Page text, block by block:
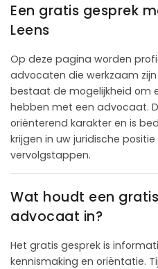
Een gratis gesprek
Leens
Op deze pagina worden
advocaten die werkzaam zijn
bestaat de mogelijkheid om
hebben met een advocaat.
oriënterend karakter en is
krijgen in uw juridische
vervolgstappen.
Wat houdt een
advocaat in?
Het gratis gesprek is
kennismaking en oriëntatie.